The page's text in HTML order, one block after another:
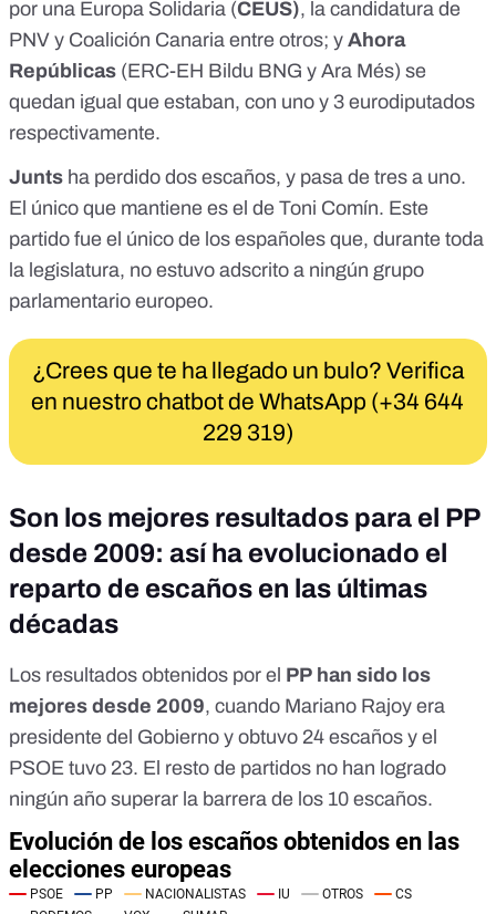
por una Europa Solidaria (CEUS), la candidatura de
PNV y Coalición Canaria entre otros; y Ahora
Repúblicas (ERC-EH Bildu BNG y Ara Més) se
quedan igual que estaban, con uno y 3 eurodiputados
respectivamente.
Junts ha perdido dos escaños, y pasa de tres a uno.
El único que mantiene es el de Toni Comín. Este
partido fue el único de los españoles que, durante toda
la legislatura, no estuvo adscrito a ningún grupo
parlamentario europeo.
¿Crees que te ha llegado un bulo? Verifica
en nuestro chatbot de WhatsApp (+34 644
229 319)
Son los mejores resultados para el PP
desde 2009: así ha evolucionado el
reparto de escaños en las últimas
décadas
Los resultados obtenidos por el PP han sido los
mejores desde 2009, cuando Mariano Rajoy era
presidente del Gobierno y obtuvo 24 escaños y el
PSOE tuvo 23. El resto de partidos no han logrado
ningún año superar la barrera de los 10 escaños.